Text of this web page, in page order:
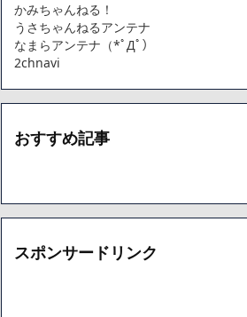
かみちゃんねる！
うさちゃんねるアンテナ
なまらアンテナ（*ﾟДﾟ）
2chnavi
おすすめ記事
スポンサードリンク